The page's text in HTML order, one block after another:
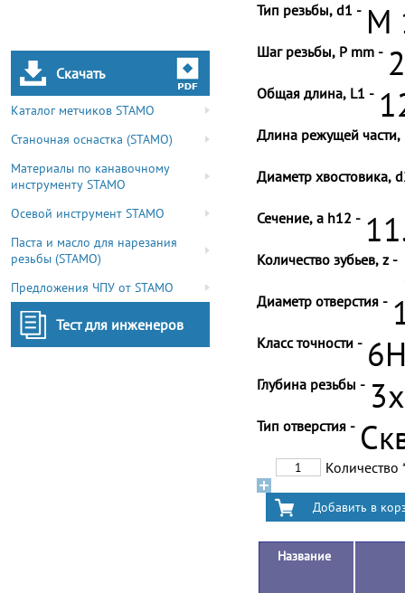
Скачать
Каталог метчиков STAMO
Станочная оснастка (STAMO)
Материалы по канавочному
инструменту STAMO
Осевой инструмент STAMO
Паста и масло для нарезания
резьбы (STAMO)
Предложения ЧПУ от STAMO
Тест для инженеров
Тип резьбы, d1 - M
Шаг резьбы, P mm -
Общая длина, L1 -
Длина режущей части,
Диаметр хвостовика,
Сечение, a h12 -
Количество зубьев, z -
Диаметр отверстия -
Класс точности -
Глубина резьбы -
Тип отверстия -
Количество
Название